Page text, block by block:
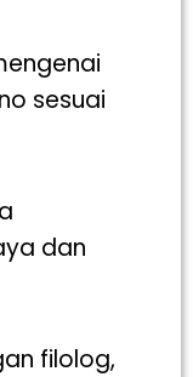
sesuai
dan
filolog,